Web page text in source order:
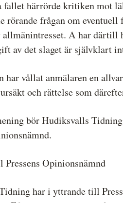
fallet härrörde kritiken mot
rörande frågan om
A har därtill
av det slaget är självklart
har vållat anmälaren en
och rättelse som
bör Hudiksvalls
Opinionsnämnd
har i yttrande till